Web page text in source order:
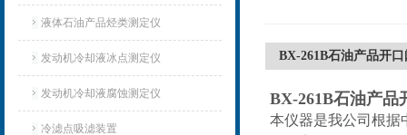
液体石油产品烃类测定仪
发动机冷却液冰点测定仪
发动机冷却液腐蚀测定仪
冷滤点吸滤装置
BX-261B石油产品开
BX-261B石油产品
本仪器是我公司根据